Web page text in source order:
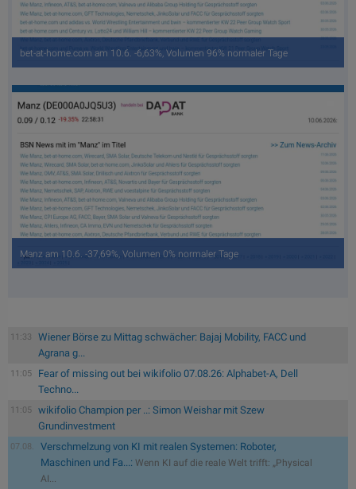
bet-at-home.com am 10.6. -6,63%, Volumen 96% normaler Tage
Manz am 10.6. -37,69%, Volumen 0% normaler Tage
11:33
Wiener Börse zu Mittag schwächer: Bajaj Mobility, FACC und
Agrana g...
11:05
Fear of missing out bei wikifolio 07.08.26: Alphabet-A, Dell
Techno...
11:05
wikifolio Champion per ..: Simon Weishar mit Szew
Grundinvestment
07.08.
Verschmelzung von KI mit realen Systemen: Roboter,
Maschinen und Fa...: Wenn KI auf die reale Welt trifft: „Physical
AI...